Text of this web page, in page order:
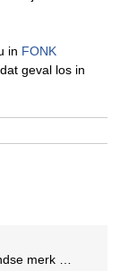
in FONK
geval los in
en sportverzorging